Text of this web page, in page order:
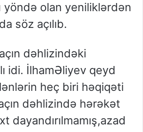
olan yeniliklərdən
söz açılıb.
dəhlizindəki
idi. İlhamƏliyev qeyd
heç biri həqiqəti
dəhlizində hərəkət
dayandırılmamış,azad